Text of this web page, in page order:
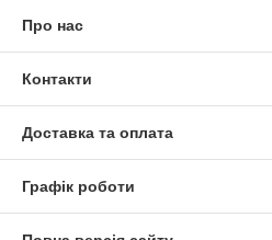
Про нас
Контакти
Доставка та оплата
Графік роботи